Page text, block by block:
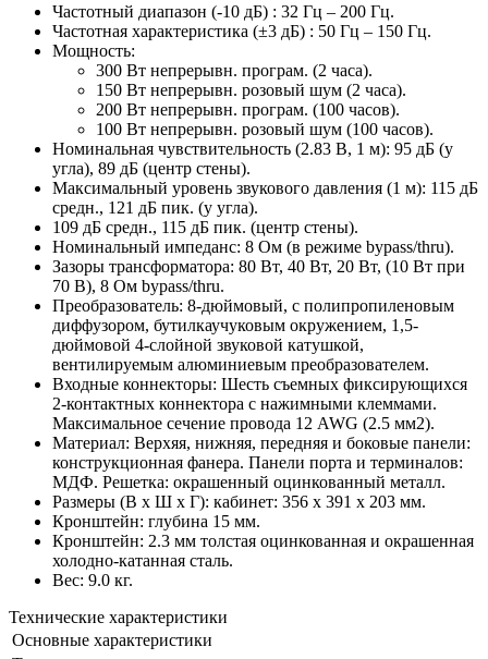
Частотный диапазон (-10 дБ) : 32 Гц – 200 Гц.
Частотная характеристика (±3 дБ) : 50 Гц – 150 Гц.
Мощность:
300 Вт непрерывн. програм. (2 часа).
150 Вт непрерывн. розовый шум (2 часа).
200 Вт непрерывн. програм. (100 часов).
100 Вт непрерывн. розовый шум (100 часов).
Номинальная чувствительность (2.83 В, 1 м): 95 дБ (у
угла), 89 дБ (центр стены).
Максимальный уровень звукового давления (1 м): 115 дБ
средн., 121 дБ пик. (у угла).
109 дБ средн., 115 дБ пик. (центр стены).
Номинальный импеданс: 8 Ом (в режиме bypass/thru).
Зазоры трансформатора: 80 Вт, 40 Вт, 20 Вт, (10 Вт при
70 В), 8 Ом bypass/thru.
Преобразователь: 8-дюймовый, с полипропиленовым
диффузором, бутилкаучуковым окружением, 1,5-
дюймовой 4-слойной звуковой катушкой,
вентилируемым алюминиевым преобразователем.
Входные коннекторы: Шесть съемных фиксирующихся
2-контактных коннектора с нажимными клеммами.
Максимальное сечение провода 12 AWG (2.5 мм2).
Материал: Верхяя, нижняя, передняя и боковые панели:
конструкционная фанера. Панели порта и терминалов:
МДФ. Решетка: окрашенный оцинкованный металл.
Размеры (В x Ш x Г): кабинет: 356 x 391 x 203 мм.
Кронштейн: глубина 15 мм.
Кронштейн: 2.3 мм толстая оцинкованная и окрашенная
холодно-катанная сталь.
Вес: 9.0 кг.
Технические характеристики
Основные характеристики